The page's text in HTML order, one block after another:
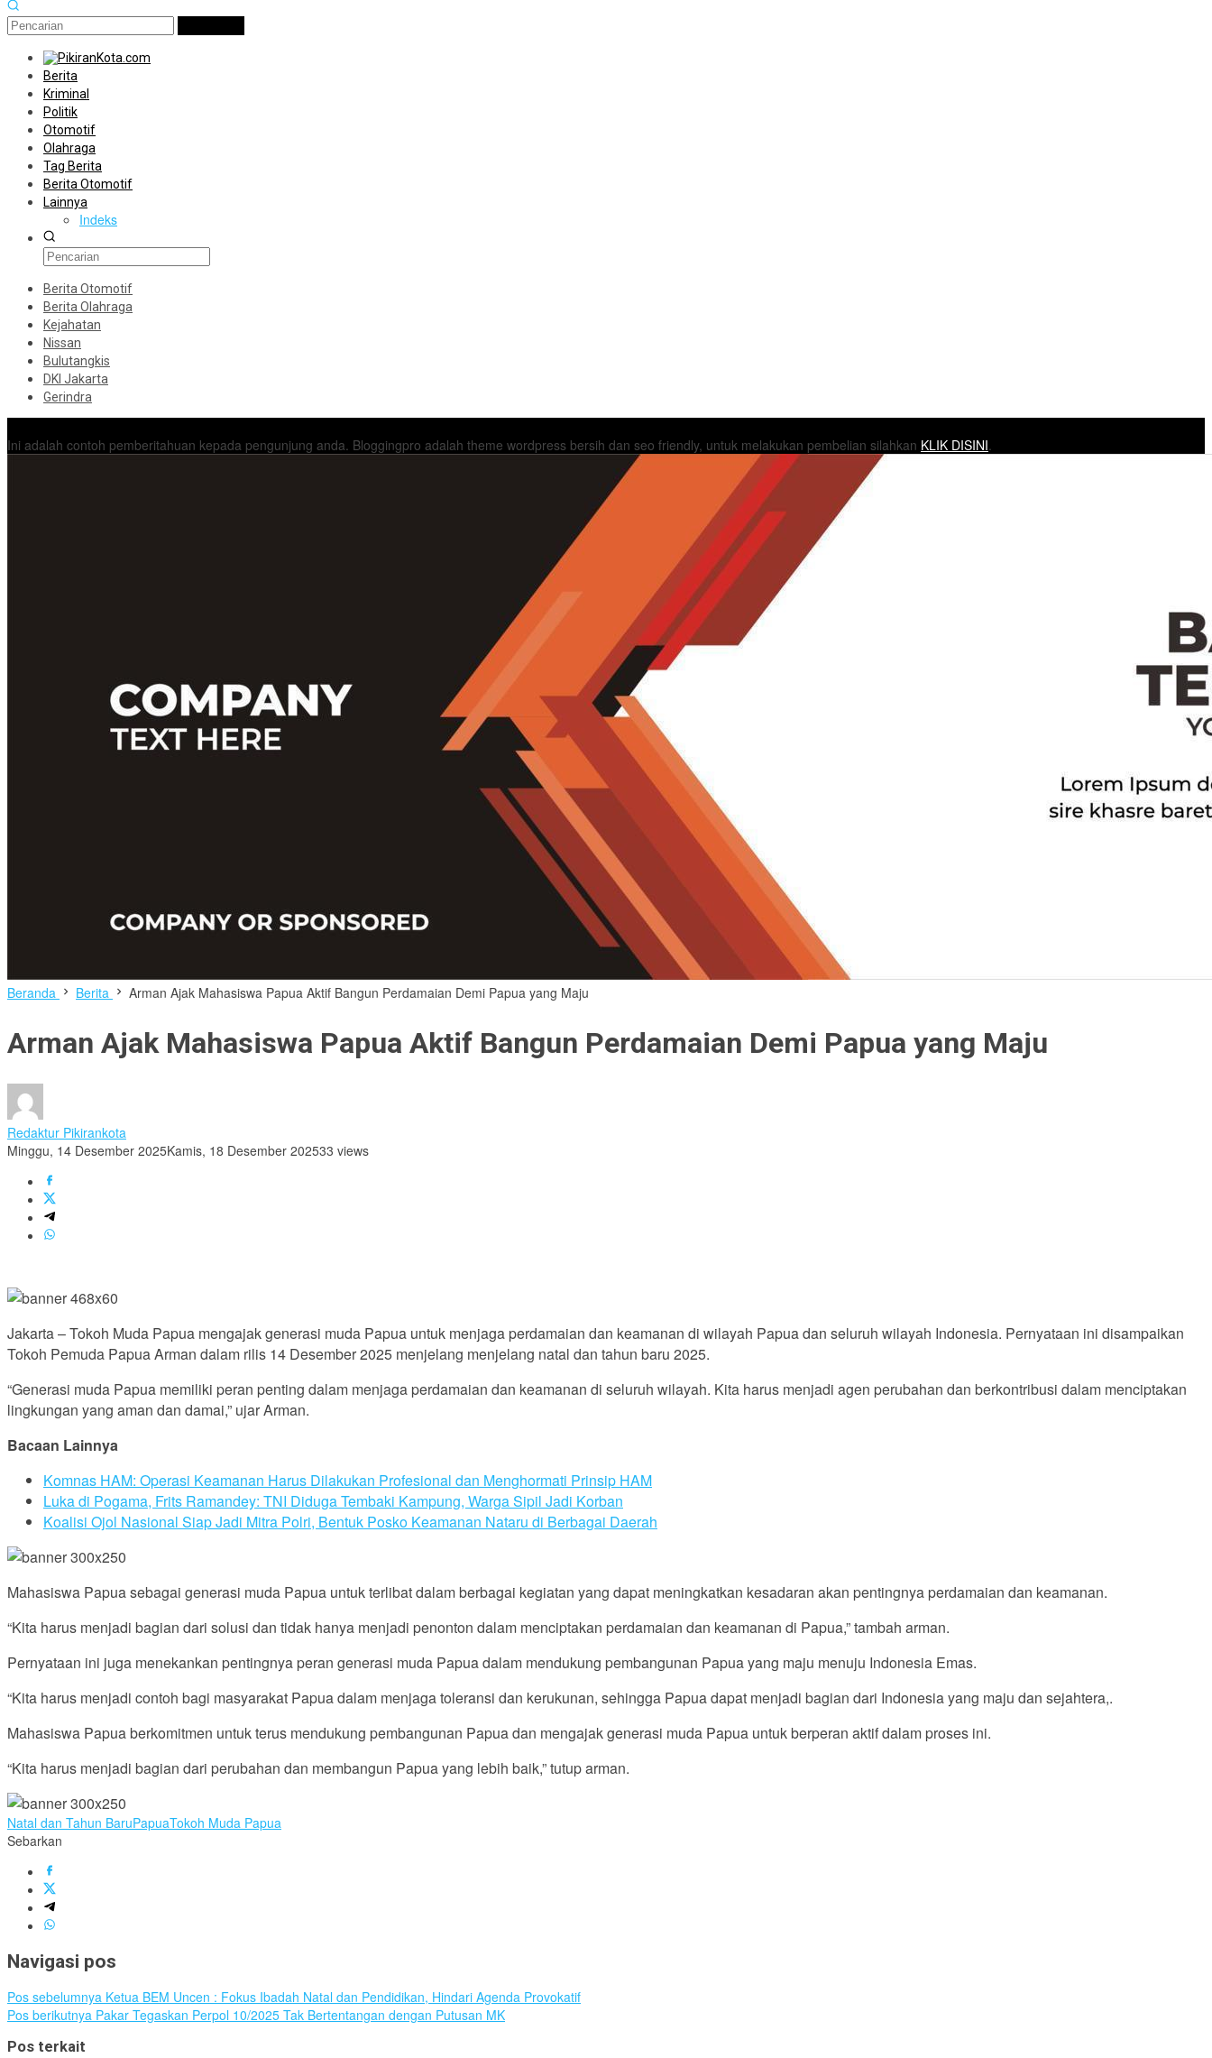
Berita
Kriminal
Politik
Otomotif
Olahraga
Tag Berita
Berita Otomotif
Lainnya
Indeks
Berita Otomotif
Berita Olahraga
Kejahatan
Nissan
Bulutangkis
DKI Jakarta
Gerindra
Ini adalah contoh pemberitahuan kepada pengunjung anda. Bloggingpro adalah theme wordpress bersih dan seo friendly, untuk melakukan pembelian silahkan KLIK DISINI.
Beranda Berita Arman Ajak Mahasiswa Papua Aktif Bangun Perdamaian Demi Papua yang Maju
Arman Ajak Mahasiswa Papua Aktif Bangun Perdamaian Demi Papua yang Maju
Redaktur Pikirankota
Minggu, 14 Desember 2025Kamis, 18 Desember 202533 views
Jakarta – Tokoh Muda Papua mengajak generasi muda Papua untuk menjaga perdamaian dan keamanan di wilayah Papua dan seluruh wilayah Indonesia. Pernyataan ini disampaikan
Tokoh Pemuda Papua Arman dalam rilis 14 Desember 2025 menjelang menjelang natal dan tahun baru 2025.
“Generasi muda Papua memiliki peran penting dalam menjaga perdamaian dan keamanan di seluruh wilayah. Kita harus menjadi agen perubahan dan berkontribusi dalam menciptakan
lingkungan yang aman dan damai,” ujar Arman.
Bacaan Lainnya
Komnas HAM: Operasi Keamanan Harus Dilakukan Profesional dan Menghormati Prinsip HAM
Luka di Pogama, Frits Ramandey: TNI Diduga Tembaki Kampung, Warga Sipil Jadi Korban
Koalisi Ojol Nasional Siap Jadi Mitra Polri, Bentuk Posko Keamanan Nataru di Berbagai Daerah
Mahasiswa Papua sebagai generasi muda Papua untuk terlibat dalam berbagai kegiatan yang dapat meningkatkan kesadaran akan pentingnya perdamaian dan keamanan.
“Kita harus menjadi bagian dari solusi dan tidak hanya menjadi penonton dalam menciptakan perdamaian dan keamanan di Papua,” tambah arman.
Pernyataan ini juga menekankan pentingnya peran generasi muda Papua dalam mendukung pembangunan Papua yang maju menuju Indonesia Emas.
“Kita harus menjadi contoh bagi masyarakat Papua dalam menjaga toleransi dan kerukunan, sehingga Papua dapat menjadi bagian dari Indonesia yang maju dan sejahtera,.
Mahasiswa Papua berkomitmen untuk terus mendukung pembangunan Papua dan mengajak generasi muda Papua untuk berperan aktif dalam proses ini.
“Kita harus menjadi bagian dari perubahan dan membangun Papua yang lebih baik,” tutup arman.
Natal dan Tahun BaruPapuaTokoh Muda Papua
Sebarkan
Navigasi pos
Pos sebelumnya Ketua BEM Uncen : Fokus Ibadah Natal dan Pendidikan, Hindari Agenda Provokatif
Pos berikutnya Pakar Tegaskan Perpol 10/2025 Tak Bertentangan dengan Putusan MK
Pos terkait